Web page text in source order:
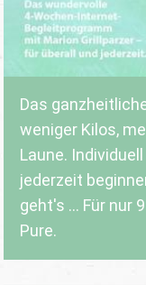
Das
weniger Kilos,
Laune.
jederzeit
geht's ... Für nur
Pure.